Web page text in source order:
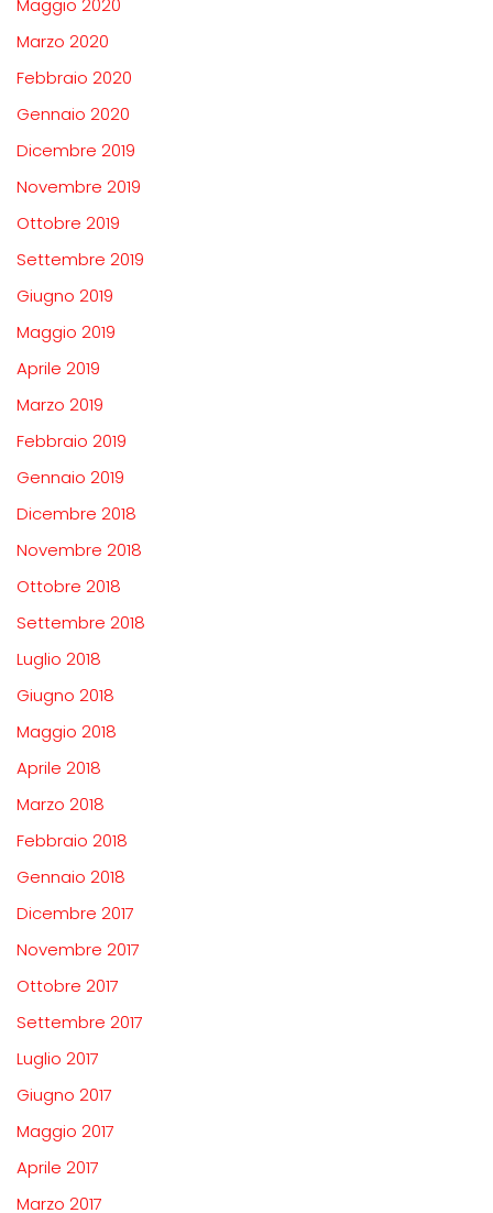
Marzo 2020
Febbraio 2020
Gennaio 2020
Dicembre 2019
Novembre 2019
Ottobre 2019
Settembre 2019
Giugno 2019
Maggio 2019
Aprile 2019
Marzo 2019
Febbraio 2019
Gennaio 2019
Dicembre 2018
Novembre 2018
Ottobre 2018
Settembre 2018
Luglio 2018
Giugno 2018
Maggio 2018
Aprile 2018
Marzo 2018
Febbraio 2018
Gennaio 2018
Dicembre 2017
Novembre 2017
Ottobre 2017
Settembre 2017
Luglio 2017
Giugno 2017
Maggio 2017
Aprile 2017
Marzo 2017